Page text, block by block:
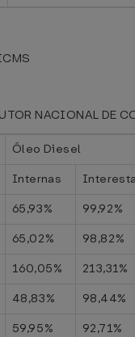
NACIONAL DE
Óleo Diesel
Internas
65,93%
99,92%
65,02%
98,82%
160,05%
213,31%
48,83%
98,44%
59,95%
92,71%